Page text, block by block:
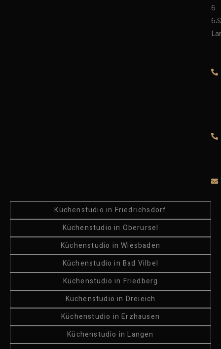
6
Küchenstudio in Friedrichsdorf
Küchenstudio in Oberursel
Küchenstudio in Wiesbaden
Küchenstudio in Bad Vilbel
Küchenstudio in Friedberg
Küchenstudio in Dreieich
Küchenstudio in Erzhausen
Küchenstudio in Langen